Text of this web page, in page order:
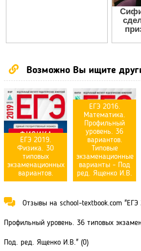
Возможно Вы ищите
ЕГЭ 2019.
Физика. 30
типовых
экзаменационных
вариантов.
ЕГЭ 2016.
Математика.
Профильный
уровень. 36
вариантов.
Типовые
экзаменационные
варианты - Под
ред. Ященко И.В.
Отзывы на school-textbook.com
Профильный уровень. 36 типовых
Под. ред. Ященко И.В." (0)